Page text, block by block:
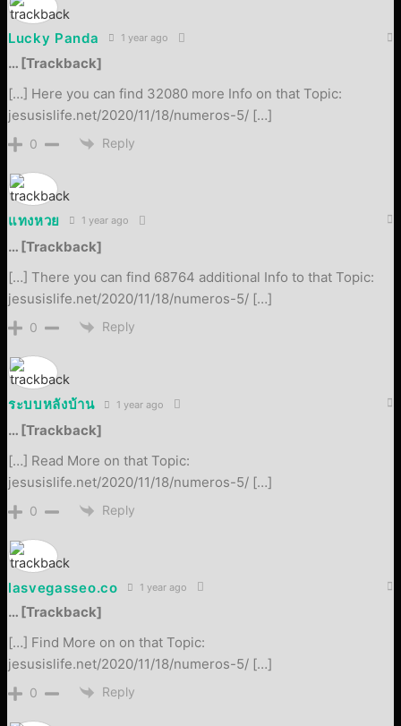
Lucky Panda 1 year ago
… [Trackback]
[…] Here you can find 32080 more Info on that Topic:
jesusislife.net/2020/11/18/numeros-5/ […]
0 Reply
แทงหวย 1 year ago
… [Trackback]
[…] There you can find 68764 additional Info to that Topic:
jesusislife.net/2020/11/18/numeros-5/ […]
0 Reply
ระบบหลังบ้าน 1 year ago
… [Trackback]
[…] Read More on that Topic:
jesusislife.net/2020/11/18/numeros-5/ […]
0 Reply
lasvegasseo.co 1 year ago
… [Trackback]
[…] Find More on on that Topic:
jesusislife.net/2020/11/18/numeros-5/ […]
0 Reply